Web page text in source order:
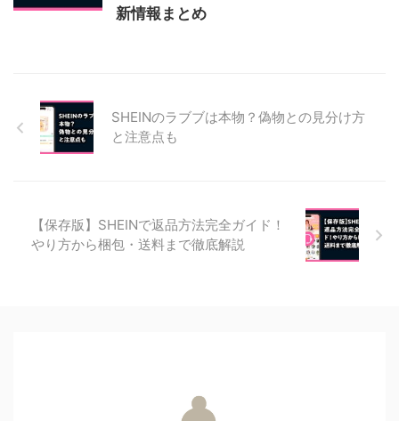
新情報まとめ
SHEINのラブブは本物？偽物との見分け方
と注意点も
【保存版】SHEINで返品方法完全ガイド！
やり方から梱包・送料まで徹底解説